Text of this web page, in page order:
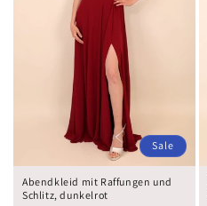
Sale
Abendkleid mit Raffungen und
Schlitz, dunkelrot